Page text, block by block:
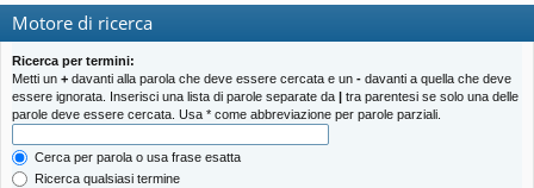
Motore di ricerca
Ricerca per termini:
Metti un + davanti alla parola che deve essere cercata e un - davanti a quella che deve
essere ignorata. Inserisci una lista di parole separate da | tra parentesi se solo una delle
parole deve essere cercata. Usa * come abbreviazione per parole parziali.
Cerca per parola o usa frase esatta
Ricerca qualsiasi termine